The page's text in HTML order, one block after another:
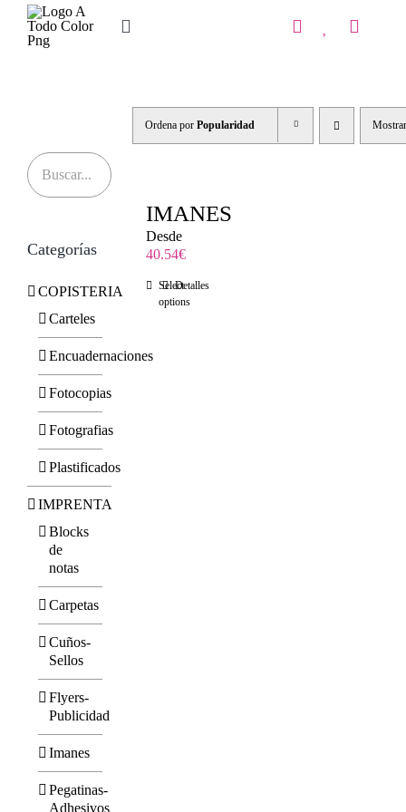
Saltar
contenido
Toggle
COPISTERIA
REGALOS PERSONALIZADOS
Contacto
Ordena porPopularidad
IMANES
Desde
40.54€
Select
options
Detalles
Categorías
COPISTERIA
Carteles
Encuadernaciones
Fotocopias
Fotografias
Plastificados
IMPRENTA
Blocks
de
notas
Carpetas
Cuños-
Sellos
Flyers-
Publicidad
Imanes
Pegatinas-
Adhesivos